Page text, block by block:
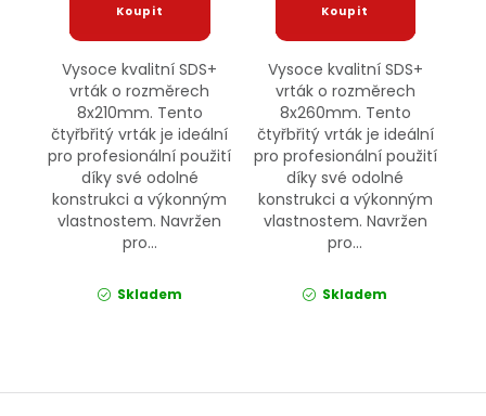
Vysoce kvalitní SDS+
vrták o rozměrech
8x210mm. Tento
čtyřbřitý vrták je ideální
pro profesionální použití
díky své odolné
konstrukci a výkonným
vlastnostem. Navržen
pro...
Skladem
Vysoce kvalitní SDS+
vrták o rozměrech
8x260mm. Tento
čtyřbřitý vrták je ideální
pro profesionální použití
díky své odolné
konstrukci a výkonným
vlastnostem. Navržen
pro...
Skladem